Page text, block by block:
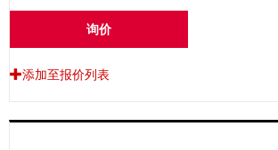
询价
添加至报价列表